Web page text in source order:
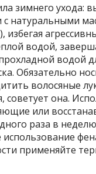
зимнего ухода:
с натуральными
избегая
водой,
водой
Обязательно
волосяные
советует она.
или
раза в
применяйте